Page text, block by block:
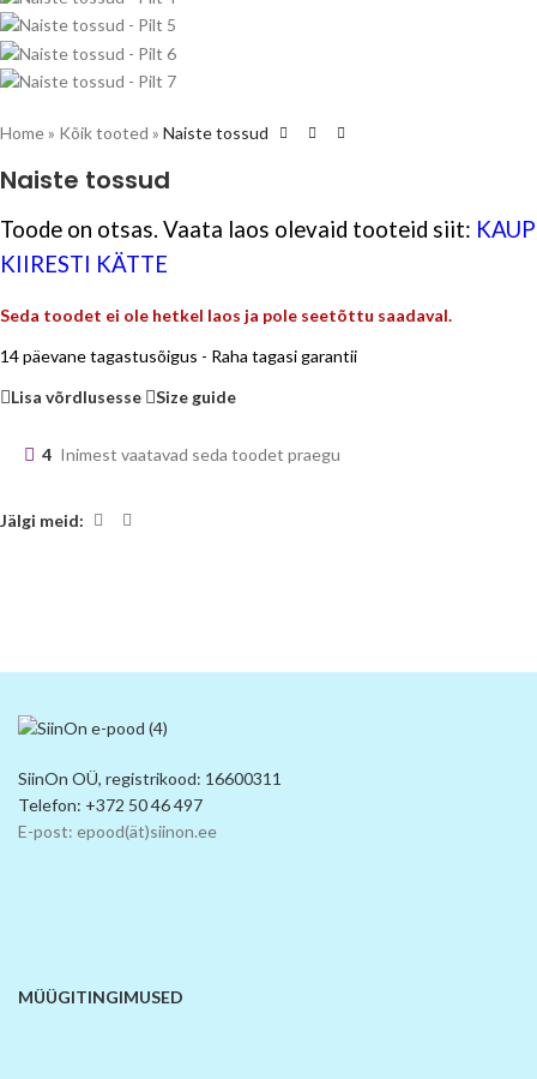
Home» Kõik tooted » Naiste tossud
Naiste tossud
Toode on otsas. Vaata laos olevaid tooteid siit: KAUP
KIIRESTI KÄTTE
Seda toodet ei ole hetkel laos ja pole seetõttu saadaval.
14 päevane tagastusõigus - Raha tagasi garantii
Lisa võrdlusesse
Size guide
4 Inimest vaatavad seda toodet praegu
Jälgi meid:
SiinOn OÜ, registrikood: 16600311
Telefon: +372 50 46 497
E-post: epood(ät)siinon.ee
MÜÜGITINGIMUSED